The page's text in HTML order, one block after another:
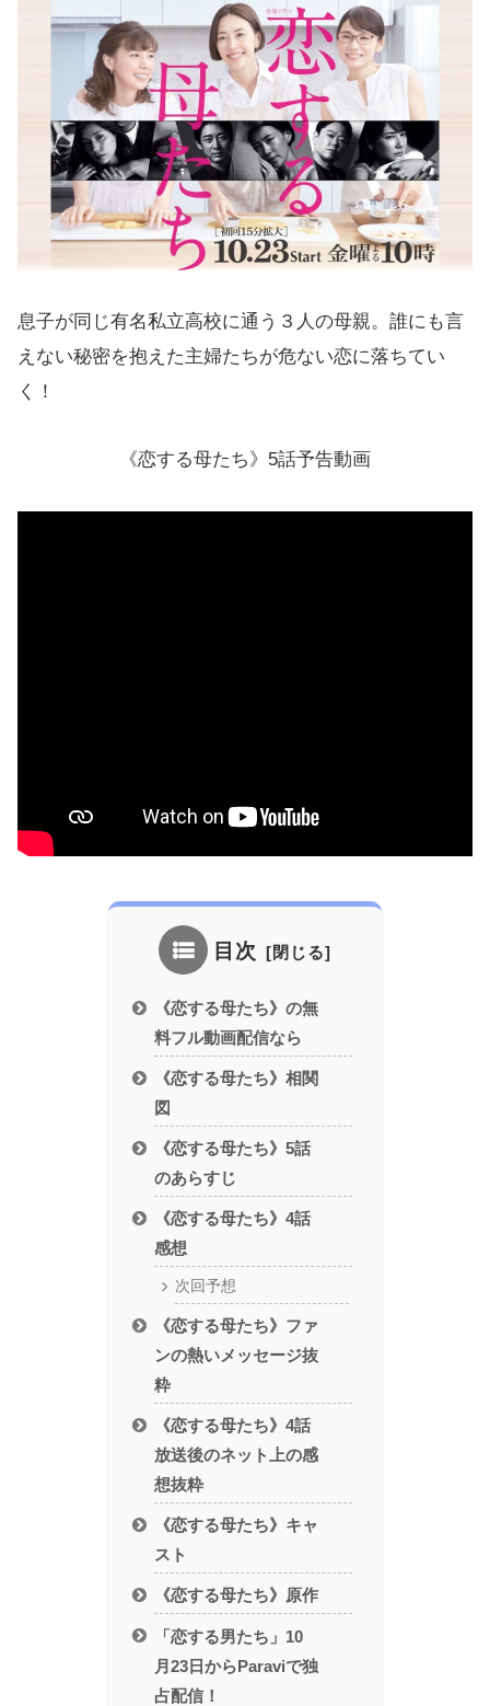
息子が同じ有名私立高校に通う３人の母親。誰にも言
えない秘密を抱えた主婦たちが危ない恋に落ちてい
く！
《恋する母たち》5話予告動画
目次
《恋する母たち》の無
料フル動画配信なら
《恋する母たち》相関
図
《恋する母たち》5話
のあらすじ
《恋する母たち》4話
感想
次回予想
《恋する母たち》ファ
ンの熱いメッセージ抜
粋
《恋する母たち》4話
放送後のネット上の感
想抜粋
《恋する母たち》キャ
スト
《恋する母たち》原作
「恋する男たち」10
月23日からParaviで独
占配信！